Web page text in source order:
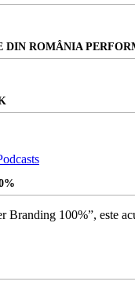
DIN ROMÂNIA
Branding 100%”, este